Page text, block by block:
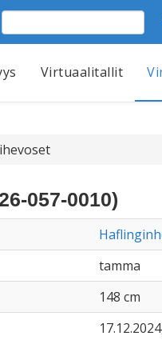
Virtuaalitallit
057-0010)
tamma
148 cm